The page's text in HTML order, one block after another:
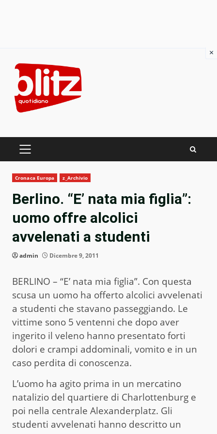
content
PRIMARY
Cronaca Europa z_Archivio
Berlino. “E’ nata mia figlia”:
uomo offre alcolici
avvelenati a studenti
admin Dicembre 9, 2011
BERLINO – “E’ nata mia figlia”. Con questa
scusa un uomo ha offerto alcolici avvelenati
a studenti che stavano passeggiando. Le
vittime sono 5 ventenni che dopo aver
ingerito il veleno hanno presentato forti
dolori e crampi addominali, vomito e in un
caso perdita di conoscenza.
L’uomo ha agito prima in un mercatino
natalizio del quartiere di Charlottenburg e
poi nella centrale Alexanderplatz. Gli
studenti avvelenati hanno descritto un
×